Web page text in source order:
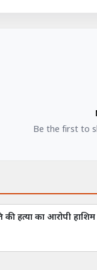
Be the first to
की हत्या का आरोपी